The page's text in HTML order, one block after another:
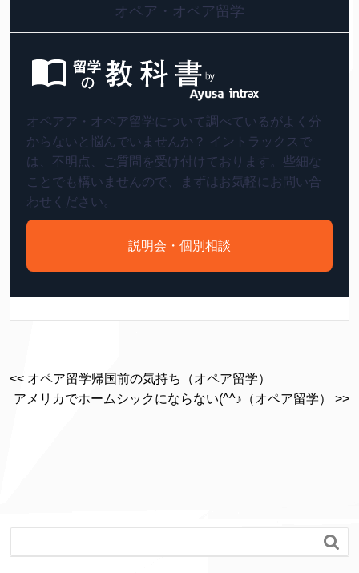
オペア・オペア留学
オペアア・オペア留学について調べているがよく分
からないと悩んでいませんか？ イントラックスで
は、不明点、ご質問を受け付けております。些細な
ことでも構いませんので、まずはお気軽にお問い合
わせください。
説明会・個別相談
<< オペア留学帰国前の気持ち（オペア留学）
アメリカでホームシックにならない(^^♪（オペア留学） >>
